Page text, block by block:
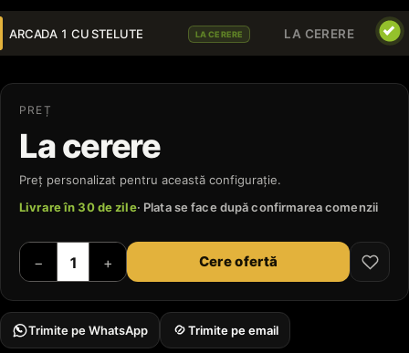
ARCADA 1 CU STELUTE LA CERERE LA CERERE
PREȚ
La cerere
Preț personalizat pentru această configurație.
Livrare în 30 de zile· Plata se face după confirmarea comenzii
− + Cere ofertă
Trimite pe WhatsApp Trimite pe email